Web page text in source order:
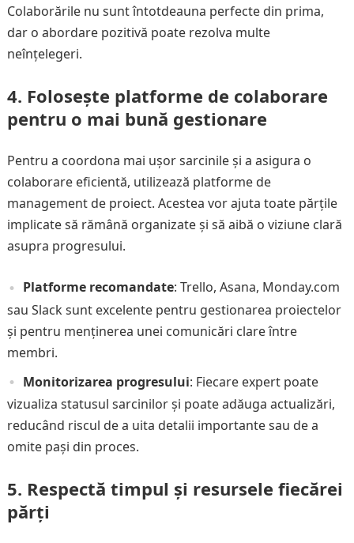
Colaborările nu sunt întotdeauna perfecte din prima,
dar o abordare pozitivă poate rezolva multe
neînțelegeri.
4. Folosește platforme de colaborare
pentru o mai bună gestionare
Pentru a coordona mai ușor sarcinile și a asigura o
colaborare eficientă, utilizează platforme de
management de proiect. Acestea vor ajuta toate părțile
implicate să rămână organizate și să aibă o viziune clară
asupra progresului.
Platforme recomandate: Trello, Asana, Monday.com
sau Slack sunt excelente pentru gestionarea proiectelor
și pentru menținerea unei comunicări clare între
membri.
Monitorizarea progresului: Fiecare expert poate
vizualiza statusul sarcinilor și poate adăuga actualizări,
reducând riscul de a uita detalii importante sau de a
omite pași din proces.
5. Respectă timpul și resursele fiecărei
părți